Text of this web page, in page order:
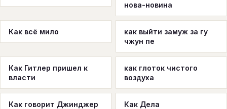
нова-новина
Как всё мило
как выйти замуж за гу
чжун пе
Как Гитлер пришел к
власти
как глоток чистого
воздуха
Как говорит Джинджер Как Дела